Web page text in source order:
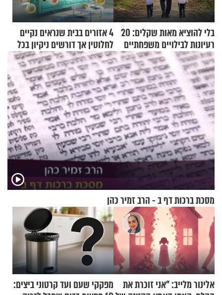
בלי להוציא מאות שקלים: 20
רעיונות לבילויים משפחתיים
כמעט בחינם
4 אזורים בבית שנראים נקיים
לחלוטין אך דורשים ניקיון בכל
סוף שבוע
מסכת ברכות דף ב - הרב זמיר כהן
אלינור מלייב: "אני זוכרת את
מפקקי שעם ועד קרטוני ביצים: